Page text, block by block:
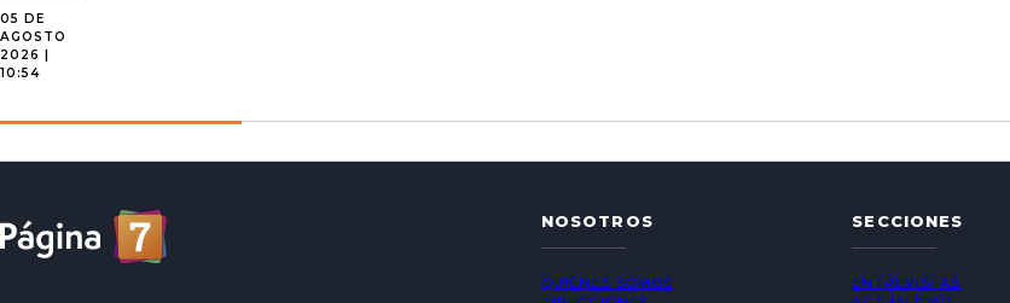
05 DE
AGOSTO
2026 |
10:54
NOSOTROS
QUIÉNES SOMOS
SECCIONES
ENTREVISTAS